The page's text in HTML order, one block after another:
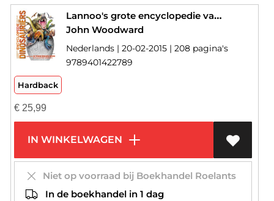
Lannoo's grote encyclopedie van alle dinosauriërs
John Woodward
Nederlands | 20-02-2015 | 208 pagina's
9789401422789
Hardback
€25,99
IN WINKELWAGEN
Niet op voorraad bij Boekhandel Roelants
In de boekhandel in 1 dag